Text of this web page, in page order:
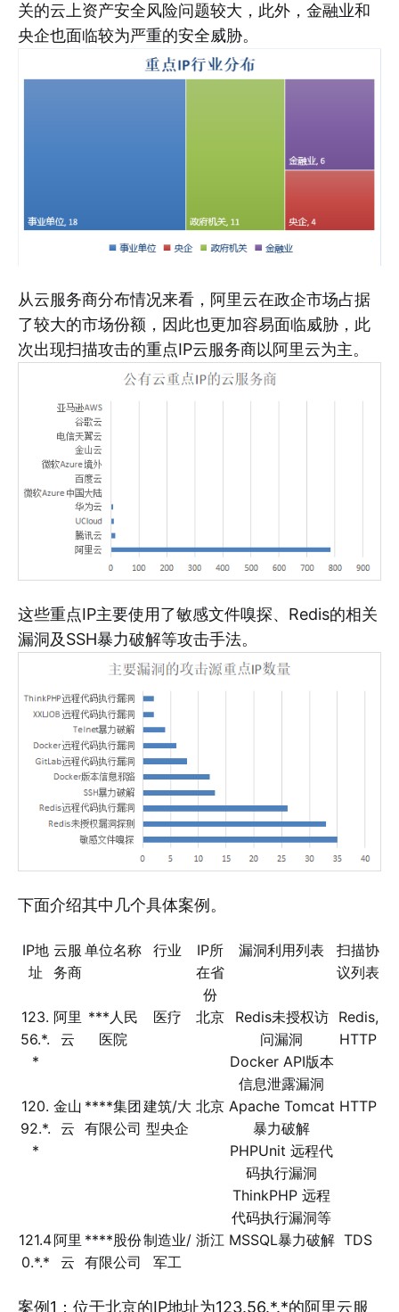
关的云上资产安全风险问题较大，此外，金融业和
央企也面临较为严重的安全威胁。
从云服务商分布情况来看，阿里云在政企市场占据
了较大的市场份额，因此也更加容易面临威胁，此
次出现扫描攻击的重点IP云服务商以阿里云为主。
这些重点IP主要使用了敏感文件嗅探、Redis的相关
漏洞及SSH暴力破解等攻击手法。
下面介绍其中几个具体案例。
IP地
址
云服
务商
单位名称 行业
IP所
在省
份
漏洞利用列表
扫描协
议列表
123.
56.*.
*
阿里
云
***人民
医院
医疗 北京
Redis未授权访
问漏洞
Docker API版本
信息泄露漏洞
Redis,
HTTP
120.
92.*.
*
金山
云
****集团
有限公司
建筑/大
型央企
北京 Apache Tomcat
暴力破解
PHPUnit 远程代
码执行漏洞
ThinkPHP 远程
代码执行漏洞等
HTTP
121.4
0.*.*
阿里
云
****股份
有限公司
制造业/
军工
浙江 MSSQL暴力破解 TDS
案例1：位于北京的IP地址为123.56.*.*的阿里云服